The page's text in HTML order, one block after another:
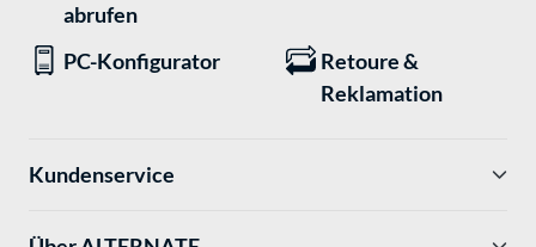
abrufen
PC-Konfigurator
Retoure &
Reklamation
Kundenservice